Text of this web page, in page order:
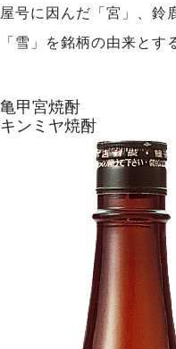
屋号に因んだ「宮」、鈴
「雪」を銘柄の由来とす
亀甲宮焼酎
キンミヤ焼酎